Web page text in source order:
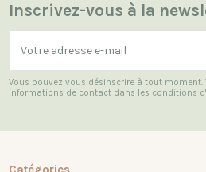
Inscrivez-vous à la
Vous pouvez vous désinscrire à tout moment.
informations de contact dans les conditions